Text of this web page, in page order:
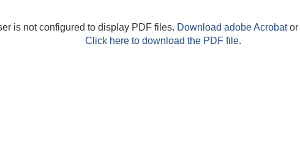
is not configured to display PDF files. Download adobe Acrobator
Click here to download the PDF file.